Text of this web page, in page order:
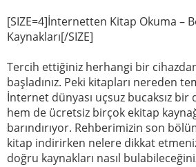
[SIZE=4]İnternetten Kitap Okuma –
Kaynakları[/SIZE]
Tercih ettiğiniz herhangi bir
başladınız. Peki kitapları nereden
İnternet dünyası uçsuz bucaksız
hem de ücretsiz birçok ekitap
barındırıyor. Rehberimizin son
kitap indirirken nelere dikkat
doğru kaynakları nasıl